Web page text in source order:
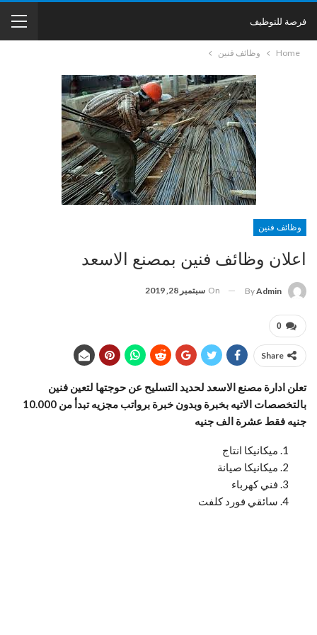
فرصة للتوظيف
Home وظائف فنين
وظائف فنين
اعلان وظائف فنين بمصنع الاسعد
ByAdmin
On سبتمبر 28, 2019
0
Share
تعلن ادارة مصنع الاسعد لحديد التسليح عن حوجتها لتعين فنين
بالتخصصات الاتيه بخبرة وبدون خبرة برواتب مجزيه تبدأ من 10.000
جنيه فقط عشرة الف جنيه
ميكانيكا انتاج
ميكانيكا صيانة
فني كهرباء
سائقي فورد كلفت